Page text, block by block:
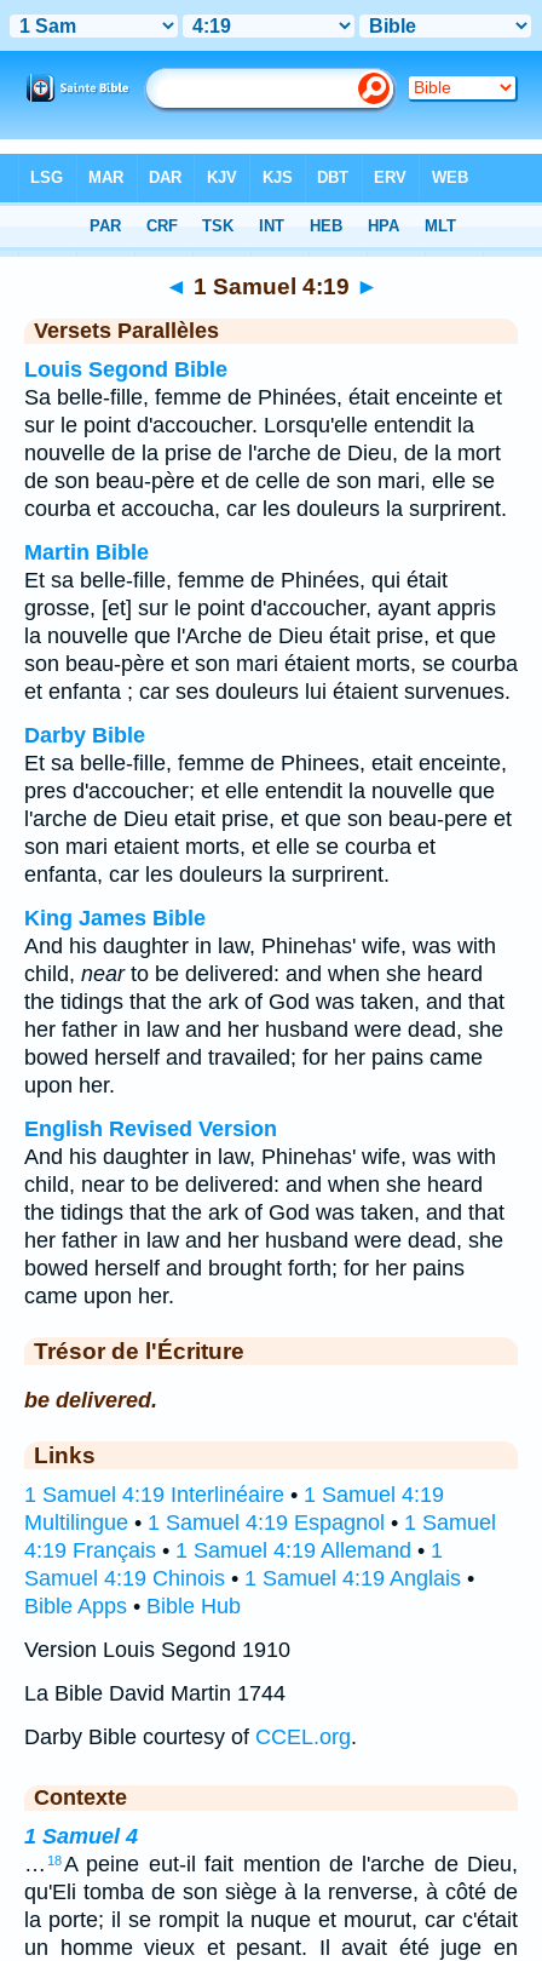
Chapitre 4> Verset 19
◄ 1 Samuel 4:19 ►
Versets Parallèles
Louis Segond Bible
Sa belle-fille, femme de Phinées, était enceinte et
sur le point d'accoucher. Lorsqu'elle entendit la
nouvelle de la prise de l'arche de Dieu, de la mort
de son beau-père et de celle de son mari, elle se
courba et accoucha, car les douleurs la surprirent.
Martin Bible
Et sa belle-fille, femme de Phinées, qui était
grosse, [et] sur le point d'accoucher, ayant appris
la nouvelle que l'Arche de Dieu était prise, et que
son beau-père et son mari étaient morts, se courba
et enfanta ; car ses douleurs lui étaient survenues.
Darby Bible
Et sa belle-fille, femme de Phinees, etait enceinte,
pres d'accoucher; et elle entendit la nouvelle que
l'arche de Dieu etait prise, et que son beau-pere et
son mari etaient morts, et elle se courba et
enfanta, car les douleurs la surprirent.
King James Bible
And his daughter in law, Phinehas' wife, was with
child, nearto be delivered: and when she heard
the tidings that the ark of God was taken, and that
her father in law and her husband were dead, she
bowed herself and travailed; for her pains came
upon her.
English Revised Version
And his daughter in law, Phinehas' wife, was with
child, near to be delivered: and when she heard
the tidings that the ark of God was taken, and that
her father in law and her husband were dead, she
bowed herself and brought forth; for her pains
came upon her.
Trésor de l'Écriture
be delivered.
Links
1 Samuel 4:19 Interlinéaire • 1 Samuel 4:19
Multilingue • 1 Samuel 4:19 Espagnol • 1 Samuel
4:19 Français • 1 Samuel 4:19 Allemand • 1
Samuel 4:19 Chinois • 1 Samuel 4:19 Anglais •
Bible Apps • Bible Hub
Version Louis Segond 1910
La Bible David Martin 1744
Darby Bible courtesy of CCEL.org.
Contexte
1 Samuel 4
… 18A peine eut-il fait mention de l'arche de Dieu,
qu'Eli tomba de son siège à la renverse, à côté de
la porte; il se rompit la nuque et mourut, car c'était
un homme vieux et pesant. Il avait été juge en